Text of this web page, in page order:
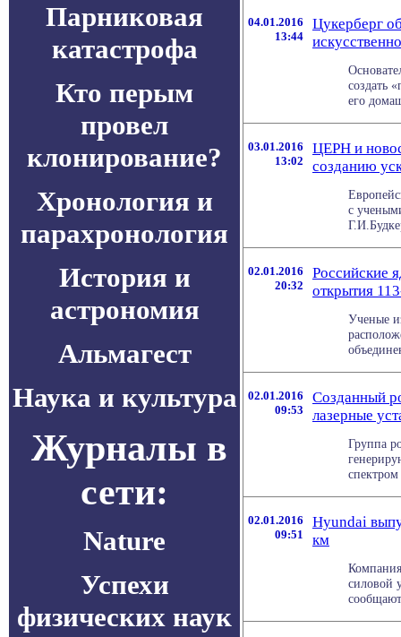
Парниковая
катастрофа
Кто перым
провел
клонирование?
Хронология и
парахронология
История и
астрономия
Альмагест
Наука и культура
Журналы в
сети:
Nature
Успехи
физических наук
04.01.2016
13:44
Цукерберг
создать
его
03.01.2016
13:02
ЦЕРН и
созданию
с
02.01.2016
20:32
Российские
открытия
Ученые
02.01.2016
09:53
Созданный
лазерные
Группа
02.01.2016
09:51
Hyundai
км
силовой